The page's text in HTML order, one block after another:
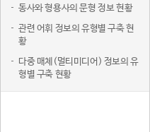
동사와 형용사의 문형 정보 현황
관련 어휘 정보의 유형별 구축 현
황
다중 매체(멀티미디어) 정보의 유
형별 구축 현황